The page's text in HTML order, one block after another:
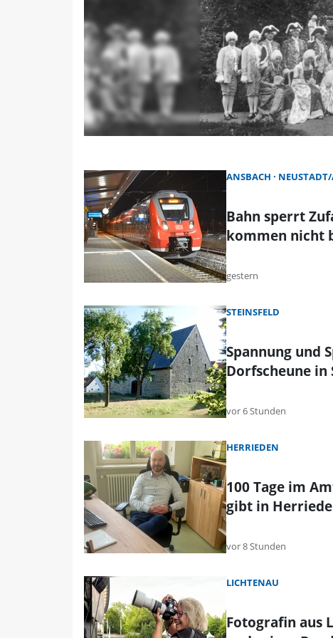
ANSBACH NEUSTADT/
Bahn sperrt
kommen nicht
gestern
STEINSFELD
Spannung und
Dorfscheune in
vor 6 Stunden
HERRIEDEN
100 Tage im
gibt in
vor 8 Stunden
LICHTENAU
Fotografin aus